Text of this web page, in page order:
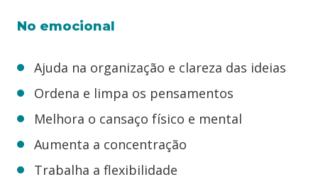
No emocional
Ajuda na organização e clareza das ideias
Ordena e limpa os pensamentos
Melhora o cansaço físico e mental
Aumenta a concentração
Trabalha a flexibilidade